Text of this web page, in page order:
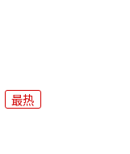
最热